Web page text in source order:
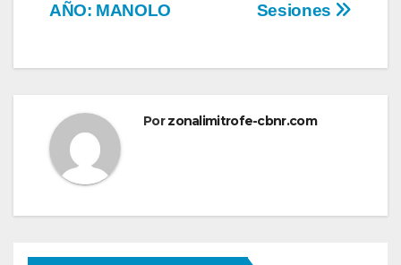
Sesiones
AÑO: MANOLO
Porzonalimitrofe-cbnr.com